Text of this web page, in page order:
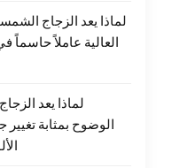
لماذا يعد الزجاج
العالية عاملاً حاسماً
لماذا يعد
الوضوح بمثابة